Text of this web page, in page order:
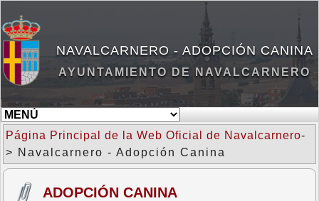
NAVALCARNERO - ADOPCIÓN CANINA
AYUNTAMIENTO DE NAVALCARNERO
Página Principal de la Web Oficial de Navalcarnero-
> Navalcarnero - Adopción Canina
ADOPCIÓN CANINA